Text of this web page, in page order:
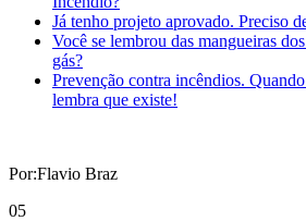
Já tenho projeto aprovado. Preciso
Você se lembrou das mangueiras
gás?
Prevenção contra incêndios.
lembra que existe!
Por:Flavio Braz
05